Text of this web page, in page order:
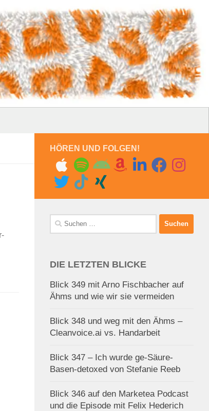
HÖREN UND FOLGEN!
Suchen
nach:
DIE LETZTEN BLICKE
Blick 349 mit Arno Fischbacher auf
Ähms und wie wir sie vermeiden
Blick 348 und weg mit den Ähms –
Cleanvoice.ai vs. Handarbeit
Blick 347 – Ich wurde ge-Säure-
Basen-detoxed von Stefanie Reeb
Blick 346 auf den Marketea Podcast
und die Episode mit Felix Hederich